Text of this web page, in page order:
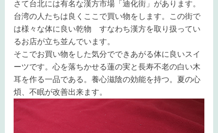
さて台北には有名な漢方市場「迪化街」があります。
台湾の人たちは良くここで買い物をします。この街で
は様々な体に良い乾物 すなわち漢方を取り扱ってい
るお店が立ち並んでいます。
そこでお買い物をした気分でできあがる体に良いスイ
ーツです。心を落ちかせる蓮の実と長寿不老の白い木
耳を作る一品である。養心滋陰の効能を持つ。夏の心
煩、不眠が改善出来ます。